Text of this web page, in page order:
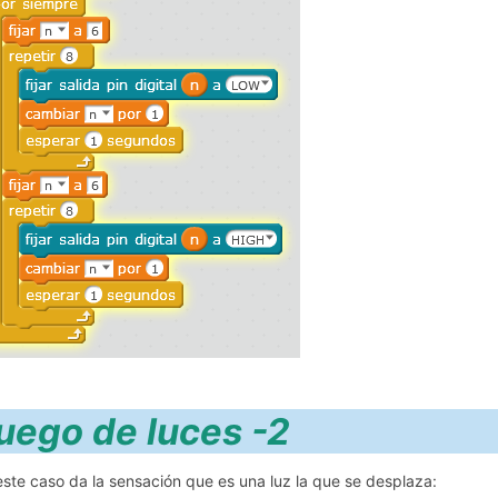
de
caso da la sensación que es una luz la que se desplaza: